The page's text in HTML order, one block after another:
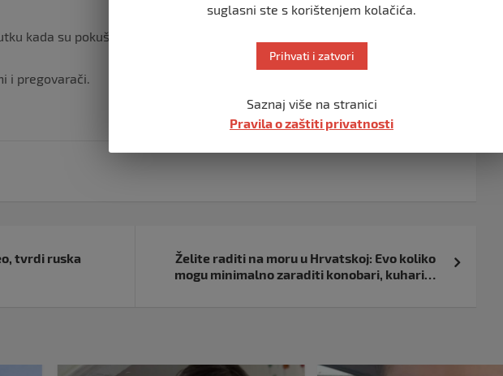
kada su pokušali da uđu u stan, mladić se popeo na prozor i prijetio da će
i pregovarači.
tvrdi ruska
Želite raditi na moru u Hrvatskoj: Evo koliko
mogu minimalno zaraditi konobari, kuhari…
suglasni ste s korištenjem kolačića.
Prihvati i zatvori
Saznaj više na stranici
Pravila o zaštiti privatnosti